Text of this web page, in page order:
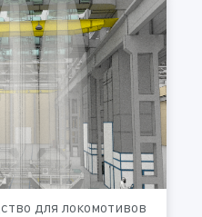
для локомотивов